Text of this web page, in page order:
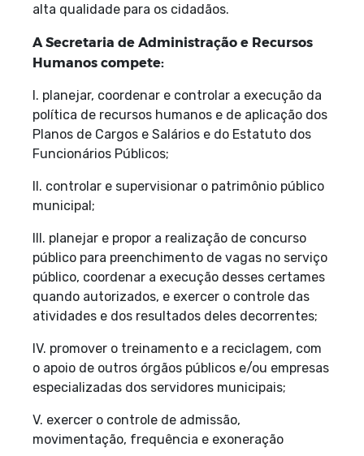
alta qualidade para os cidadãos.
A Secretaria de Administração e Recursos
Humanos compete:
I. planejar, coordenar e controlar a execução da
política de recursos humanos e de aplicação dos
Planos de Cargos e Salários e do Estatuto dos
Funcionários Públicos;
II. controlar e supervisionar o patrimônio público
municipal;
III. planejar e propor a realização de concurso
público para preenchimento de vagas no serviço
público, coordenar a execução desses certames
quando autorizados, e exercer o controle das
atividades e dos resultados deles decorrentes;
IV. promover o treinamento e a reciclagem, com
o apoio de outros órgãos públicos e/ou empresas
especializadas dos servidores municipais;
V. exercer o controle de admissão,
movimentação, frequência e exoneração